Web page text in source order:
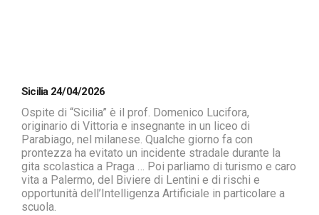
Sicilia 24/04/2026
Ospite di “Sicilia” è il prof. Domenico Lucifora,
originario di Vittoria e insegnante in un liceo di
Parabiago, nel milanese. Qualche giorno fa con
prontezza ha evitato un incidente stradale durante la
gita scolastica a Praga … Poi parliamo di turismo e caro
vita a Palermo, del Biviere di Lentini e di rischi e
opportunità dell’Intelligenza Artificiale in particolare a
scuola.